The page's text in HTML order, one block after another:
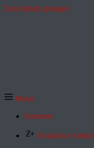
Zum Inhalt springen
Menü
Startseite
Exklusive Artikel